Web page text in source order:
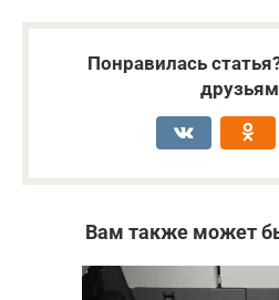
Понравилась
Вам также может